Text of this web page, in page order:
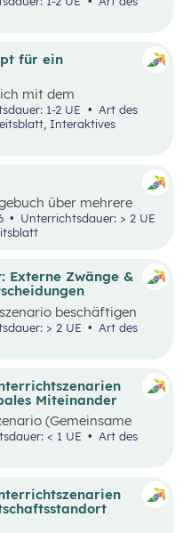
Externe Zwänge &
beschäftigen
den Themen
Zu
werden
Zwänge sowie Vor-
erarbeitet.
> 2 UE
Miteinander
(Gemeinsame
und ich,
etc.
überprüfen zu
jedem Lernmaterial
< 1 UE
für ein
mit dem
natürlichen
resultierenden
Lebens- und
Außerdem
individuelle und
zur
.
1-2 UE
Interaktives
die Lage der Schule und
sodass Schulwege
über mehrere
Unterrichtsdauer: > 2 UE